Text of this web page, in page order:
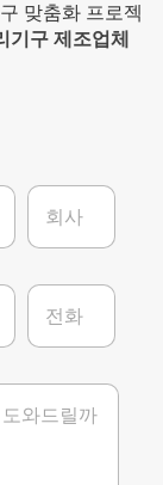
맞춤화 프로젝
기구 제조업체
회
전